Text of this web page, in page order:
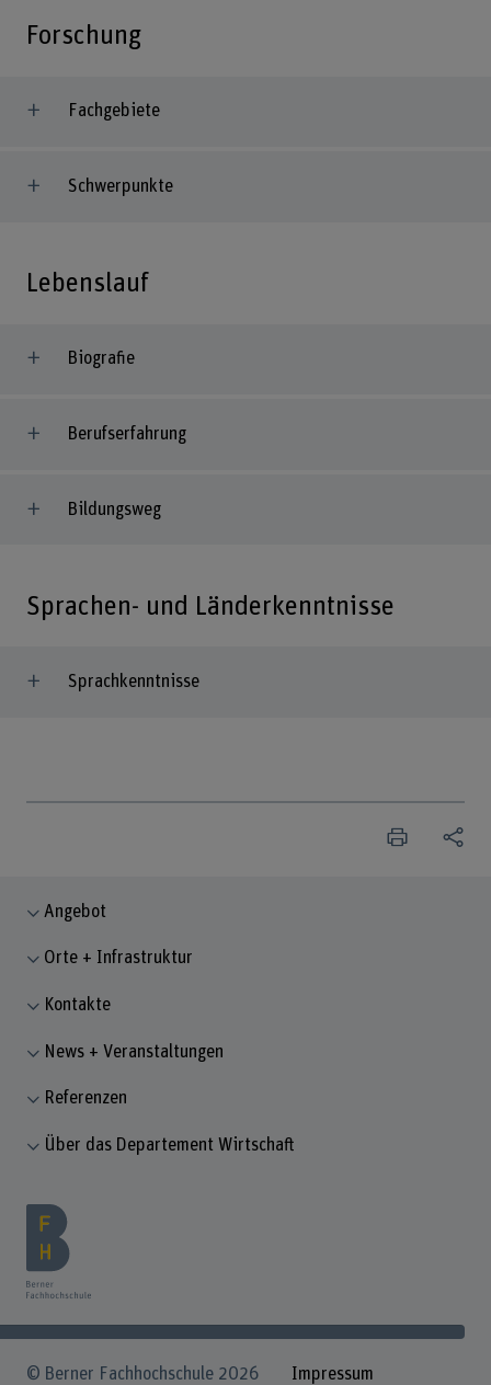
Forschung
Fachgebiete
Schwerpunkte
Lebenslauf
Biografie
Berufserfahrung
Bildungsweg
Sprachen- und Länderkenntnisse
Sprachkenntnisse
Angebot
Orte + Infrastruktur
Kontakte
News + Veranstaltungen
Referenzen
Über das Departement Wirtschaft
© Berner Fachhochschule 2026 Impressum